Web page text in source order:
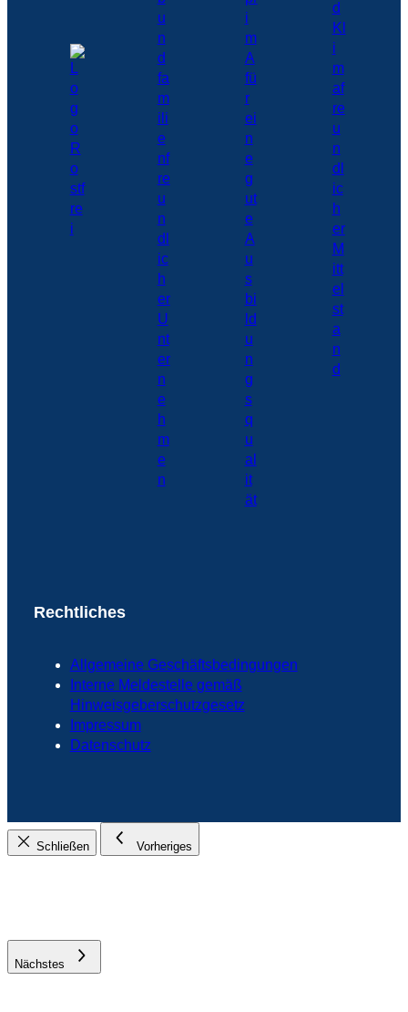
Rechtliches
Allgemeine Geschäftsbedingungen
Interne Meldestelle gemäß
Hinweisgeberschutzgesetz
Impressum
Datenschutz
Schließen Vorheriges
Nächstes